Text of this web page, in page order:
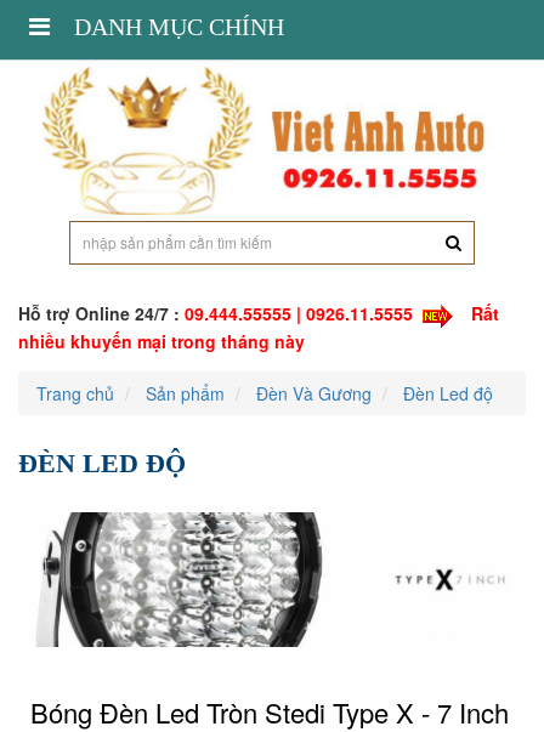
Hỗ trợ Online 24/7 : 09.444.55555 | 0926.11.5555
Rất
nhiều khuyến mại trong tháng này
Toggle
DANH MỤC CHÍNH
Trang chủ Sản phẩm Đèn Và Gương Đèn Led độ
ĐÈN LED ĐỘ
Bóng Đèn Led Tròn Stedi Type X - 7 Inch